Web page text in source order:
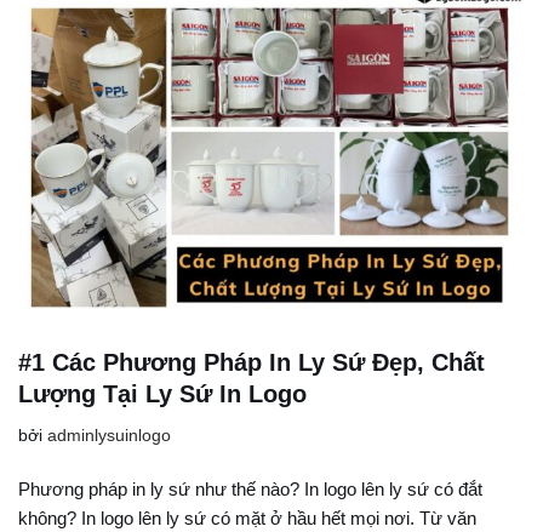
#1 Các Phương Pháp In Ly Sứ Đẹp, Chất
Lượng Tại Ly Sứ In Logo
bởi adminlysuinlogo
Phương pháp in ly sứ như thế nào? In logo lên ly sứ có đắt
không? In logo lên ly sứ có mặt ở hầu hết mọi nơi. Từ văn